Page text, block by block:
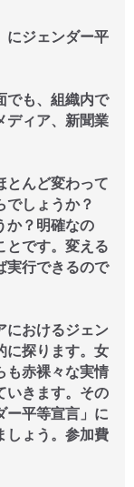
にジェンダー平
でも、組織内で
ディア、新聞業
んど変わって
でしょうか？
か？明確なの
とです。変える
実行できるので
におけるジェン
に探ります。女
も赤裸々な実情
いきます。その
ー平等宣言」に
しょう。参加費